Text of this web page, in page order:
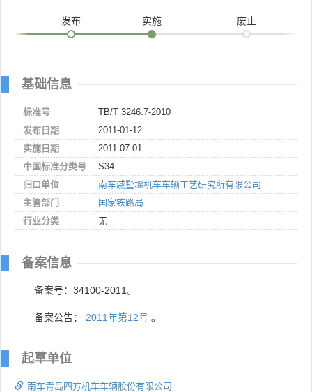
发布 实施 废止
基础信息
标准号
TB/T 3246.7-2010
发布日期
2011-01-12
实施日期
2011-07-01
中国标准分类号
S34
归口单位
南车戚墅堰机车车辆工艺研究所有限公司
主管部门
国家铁路局
行业分类
无
备案信息
备案号：34100-2011。
备案公告： 2011年第12号 。
起草单位
南车青岛四方机车车辆股份有限公司